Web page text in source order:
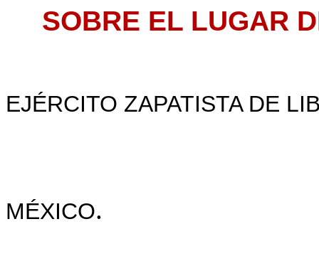
SOBRE EL LUGAR
EJÉRCITO ZAPATISTA DE
MÉXICO.